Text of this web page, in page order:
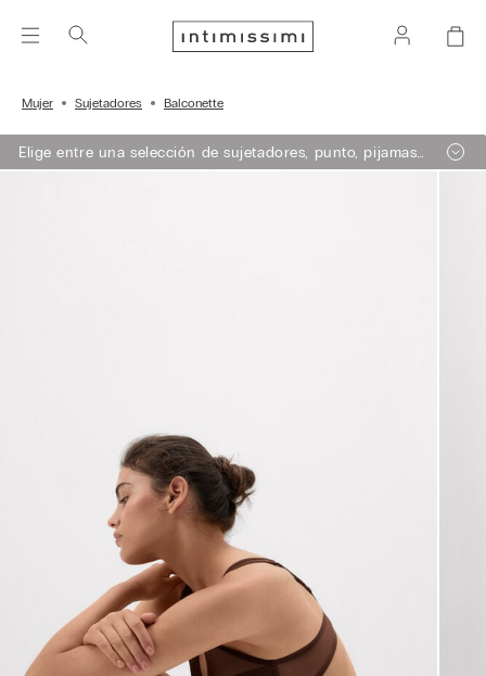
Mujer Sujetadores Balconette
Elige entre una selección de sujetadores, punto, pijamas
y lencería. Añade 3 artículos a tu carrito y obtén un 50%